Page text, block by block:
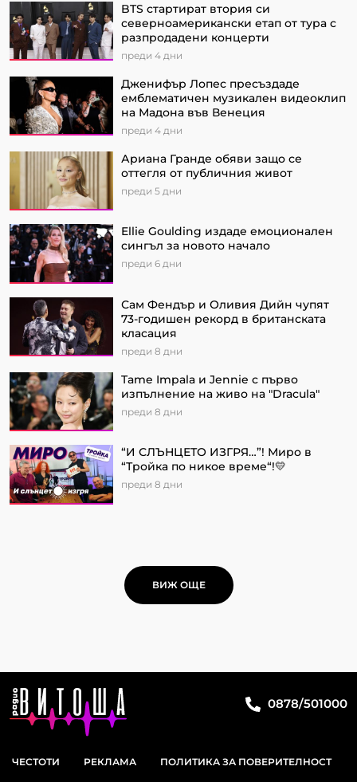
BTS стартират втория си
северноамерикански етап от турa с
разпродадени концерти
преди 4 дни
Дженифър Лопес пресъздаде
емблематичен музикален видеоклип
на Мадона във Венеция
преди 4 дни
Ариана Гранде обяви защо се
оттегля от публичния живот
преди 5 дни
Ellie Goulding издаде емоционален
сингъл за новото начало
преди 6 дни
Сам Фендър и Оливия Дийн чупят
73-годишен рекорд в британската
класация
преди 8 дни
Tame Impala и Jennie с първо
изпълнение на живо на "Dracula"
преди 8 дни
“И СЛЪНЦЕТО ИЗГРЯ…”! Миро в
“Тройка по никое време“!💛
преди 8 дни
ВИЖ ОЩЕ
0878/501000
ЧЕСТОТИ РЕКЛАМА ПОЛИТИКА ЗА ПОВЕРИТЕЛНОСТ